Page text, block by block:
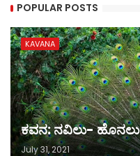
POPULAR POSTS
KAVANA
ಕವನ: ನವಿಲು- ಹೊನಲು
July 31, 2021